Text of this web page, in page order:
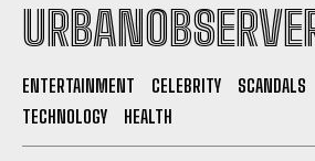
I've read and accept the
ENTERTAINMENT CELEBRITY SCANDALS
TECHNOLOGY
HEALTH